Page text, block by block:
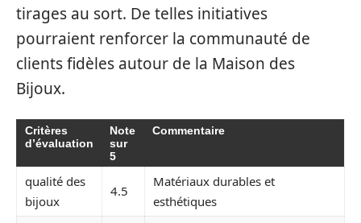
tirages au sort. De telles initiatives
pourraient renforcer la communauté de
clients fidèles autour de la Maison des
Bijoux.
Critères
d’évaluation
Note
sur
5
Commentaire
qualité des
bijoux
4.5
Matériaux durables et
esthétiques